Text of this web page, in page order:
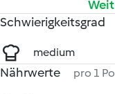
Schwierigkeitsgrad
medium
Nährwerte pro 1